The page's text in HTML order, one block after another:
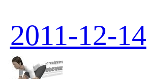
2011-12-14